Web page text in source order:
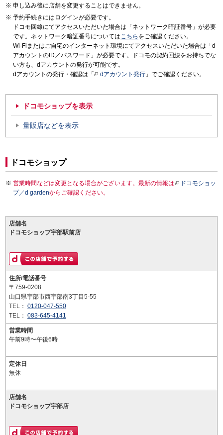
申し込み後に店舗を変更することはできません。
予約手続きにはログインが必要です。
ドコモ回線にてアクセスいただいた場合は「ネットワーク暗証番号」が必要
です。ネットワーク暗証番号についてはこちら をご確認ください。
Wi-Fiまたはご自宅のインターネット環境にてアクセスいただいた場合は「d
アカウントのID／パスワード」が必要です。ドコモの契約回線をお持ちでな
い方も、dアカウントの発行が可能です。
dアカウントの発行・確認は「
dアカウント発行 」でご確認ください。
ドコモショップを表示
量販店などを表示
ドコモショップ
営業時間などは変更となる場合がございます。最新の情報は
ドコモショッ
プ／d gardenからご確認ください。
店舗名
ドコモショップ宇部駅前店
住所/電話番号
〒759-0208
山口県宇部市西宇部南3丁目5-55
TEL： 0120-047-550
TEL： 083-645-4141
営業時間
午前9時〜午後6時
定休日
無休
店舗名
ドコモショップ宇部店